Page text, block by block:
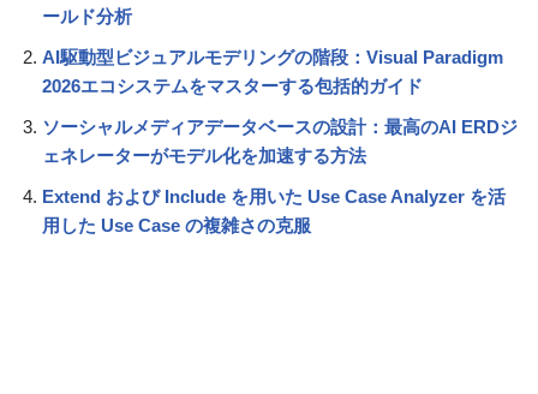
ールド分析
AI駆動型ビジュアルモデリングの階段：Visual Paradigm
2026エコシステムをマスターする包括的ガイド
ソーシャルメディアデータベースの設計：最高のAI ERDジ
ェネレーターがモデル化を加速する方法
Extend および Include を用いた Use Case Analyzer を活
用した Use Case の複雑さの克服